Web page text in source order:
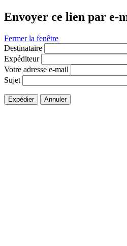
Envoyer ce lien par e-
Fermer la fenêtre
Destinataire
Expéditeur
Votre adresse e-mail
Sujet
Expédier Annuler